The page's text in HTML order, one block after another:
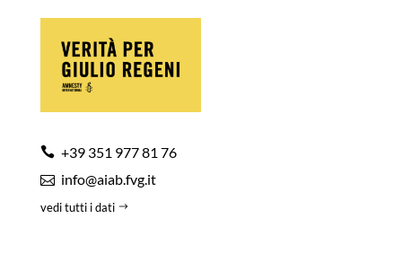
+39 351 977 81 76
info@aiab.fvg.it
vedi tutti i dati